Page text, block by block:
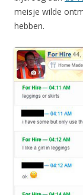
meisje wilde
hebben.